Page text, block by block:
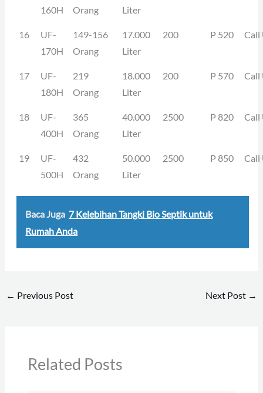
160H
Orang
Liter
16
UF-
170H
149-156
Orang
17.000
Liter
200 P 520 Call
17
UF-
180H
219
Orang
18.000
Liter
200 P 570 Call
18
UF-
400H
365
Orang
40.000
Liter
2500 P 820 Call
19
UF-
500H
432
Orang
50.000
Liter
2500 P 850 Call
Baca Juga 7 Kelebihan Tangki Bio Septik untuk
Rumah Anda
← Previous Post Next Post →
Related Posts